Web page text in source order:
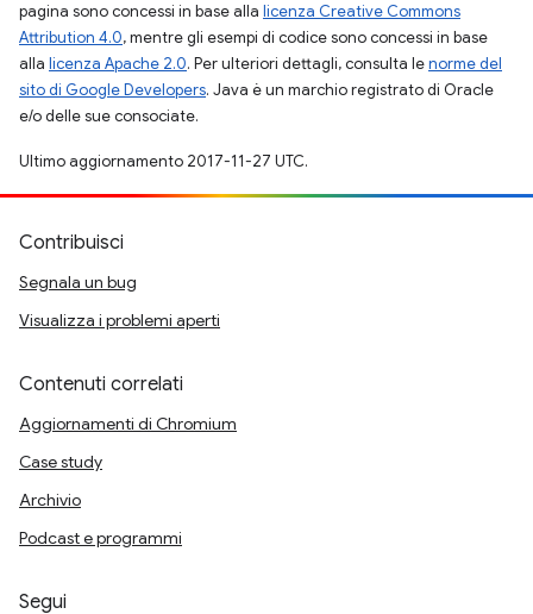
pagina sono concessi in base alla licenza Creative Commons
Attribution 4.0, mentre gli esempi di codice sono concessi in base
alla licenza Apache 2.0. Per ulteriori dettagli, consulta lenorme del
sito di Google Developers. Java è un marchio registrato di Oracle
e/o delle sue consociate.
Ultimo aggiornamento 2017-11-27 UTC.
Contribuisci
Segnala un bug
Visualizza i problemi aperti
Contenuti correlati
Aggiornamenti di Chromium
Case study
Archivio
Podcast e programmi
Segui